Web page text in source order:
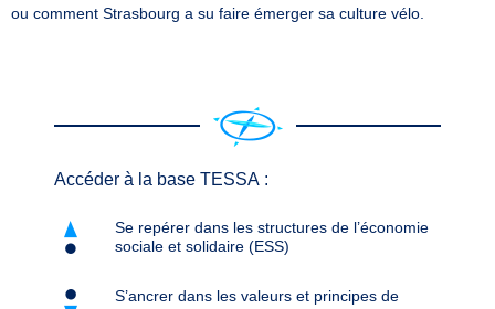
ou comment Strasbourg a su faire émerger sa culture vélo.
Accéder à la base TESSA :
Se repérer dans les structures de l’économie
sociale et solidaire (ESS)
S’ancrer dans les valeurs et principes de